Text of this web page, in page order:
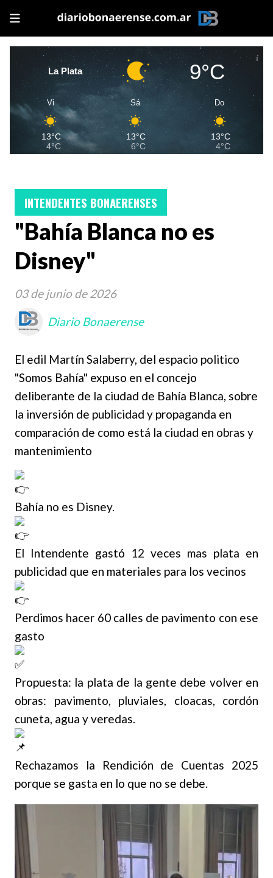
La Plata 9°C
Vi
13°C
4°C
Sá
13°C
6°C
Do
13°C
4°C
"Bahía Blanca no es
Disney"
El edil Martín Salaberry, del espacio politico
"Somos Bahía" expuso en el concejo
deliberante de la ciudad de Bahía Blanca, sobre
la inversión de publicidad y propaganda en
comparación de como está la ciudad en obras y
mantenimiento
INTENDENTES BONAERENSES
03 de junio de 2026
Diario Bonaerense
Bahía no es Disney.
El Intendente gastó 12 veces mas plata en
publicidad que en materiales para los vecinos
Perdimos hacer 60 calles de pavimento con ese
gasto
Propuesta: la plata de la gente debe volver en
obras: pavimento, pluviales, cloacas, cordón
cuneta, agua y veredas.
Rechazamos la Rendición de Cuentas 2025
porque se gasta en lo que no se debe.